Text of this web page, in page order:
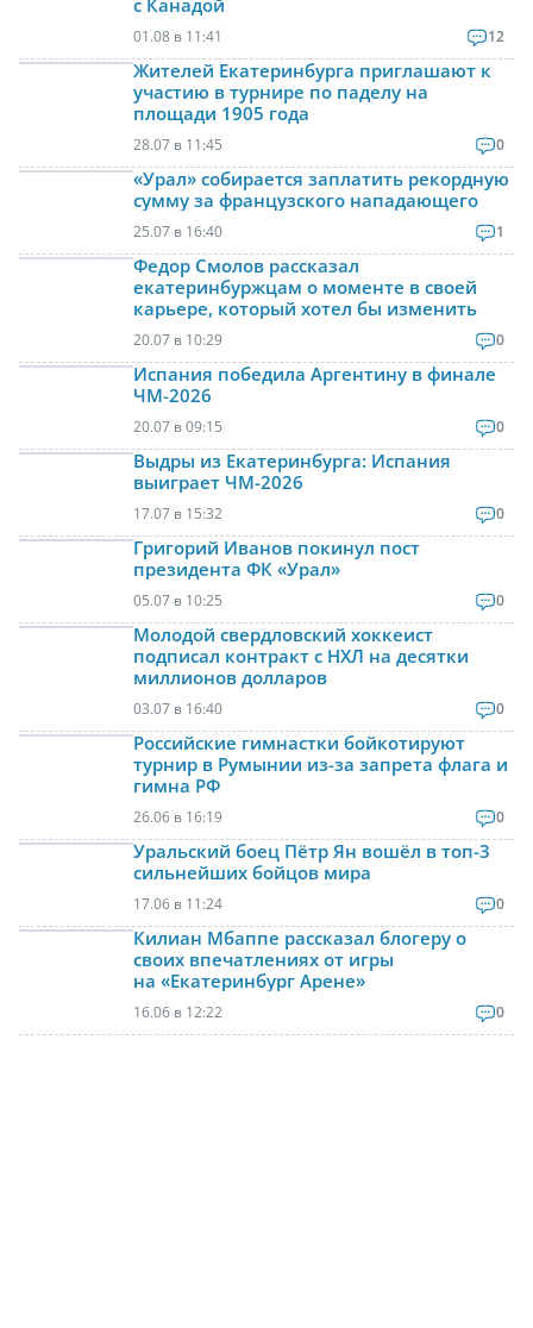
01.08 в 11:41 12
Жителей Екатеринбурга приглашают к
участию в турнире по паделу на
площади 1905 года
28.07 в 11:45 0
«Урал» собирается заплатить рекордную
сумму за французского нападающего
25.07 в 16:40 1
Федор Смолов рассказал
екатеринбуржцам о моменте в своей
карьере, который хотел бы изменить
20.07 в 10:29 0
Испания победила Аргентину в финале
ЧМ-2026
20.07 в 09:15 0
Выдры из Екатеринбурга: Испания
выиграет ЧМ-2026
17.07 в 15:32 0
Григорий Иванов покинул пост
президента ФК «Урал»
05.07 в 10:25 0
Молодой свердловский хоккеист
подписал контракт с НХЛ на десятки
миллионов долларов
03.07 в 16:40 0
Российские гимнастки бойкотируют
турнир в Румынии из-за запрета флага и
гимна РФ
26.06 в 16:19 0
Уральский боец Пётр Ян вошёл в топ-3
сильнейших бойцов мира
17.06 в 11:24 0
Килиан Мбаппе рассказал блогеру о
своих впечатлениях от игры
на «Екатеринбург Арене»
16.06 в 12:22 0